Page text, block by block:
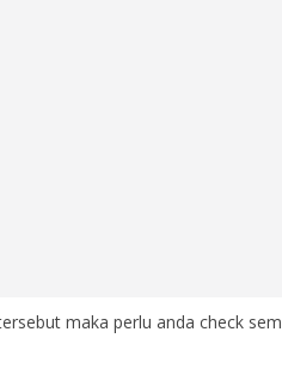
maka perlu anda check